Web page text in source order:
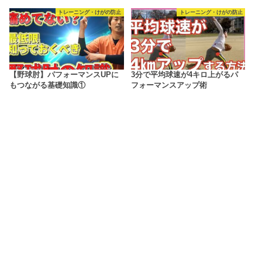
トレーニング・けがの防止
【野球肘】パフォーマンスUPに
もつながる基礎知識①
トレーニング・けがの防止
3分で平均球速が4キロ上がるパ
フォーマンスアップ術